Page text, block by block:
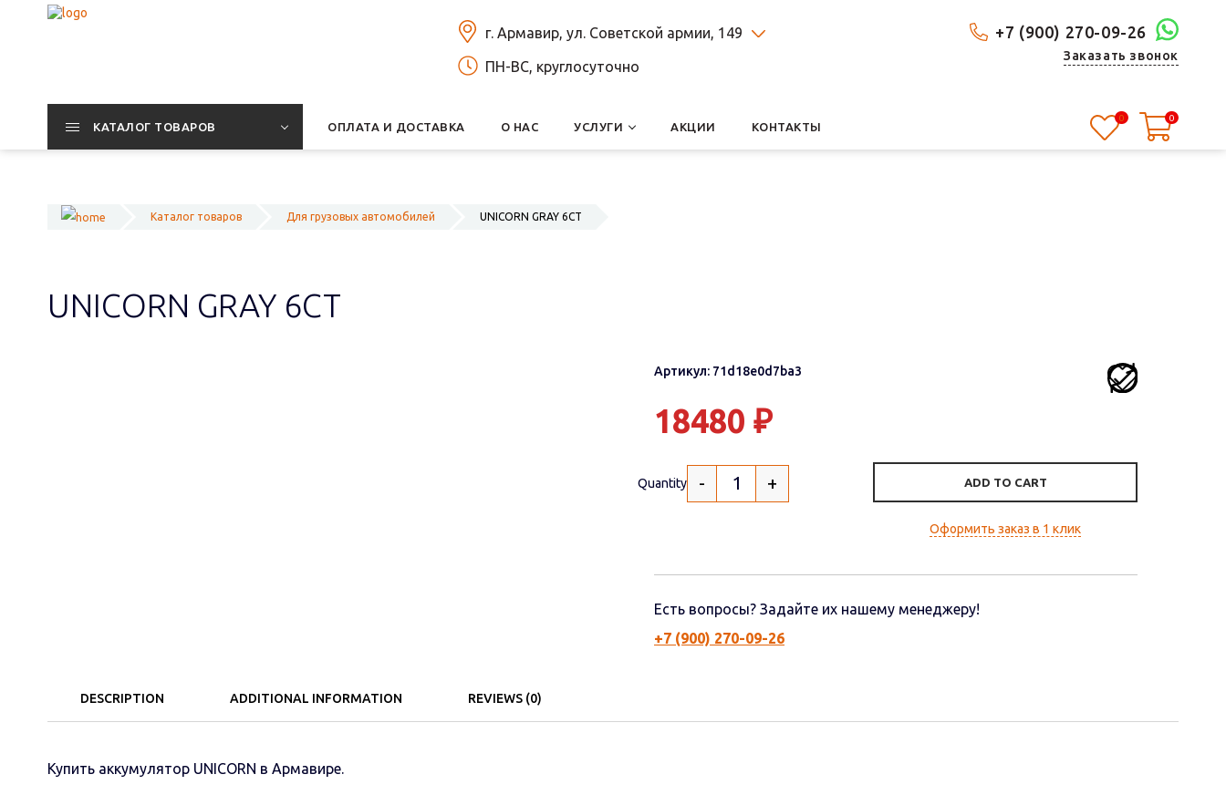
+7 (900) 270-09-26
Заказать звонок
г. Армавир, ул. Советской армии, 149
ПН-ВС, круглосуточно
КАТАЛОГ ТОВАРОВ ОПЛАТА И ДОСТАВКА О НАС УСЛУГИ АКЦИИ КОНТАКТЫ
0 0
Каталог товаров Для грузовых автомобилей UNICORN GRAY 6СТ
UNICORN GRAY 6СТ
Артикул: 71d18e0d7ba3
18480 ₽
Quantity - + ADD TO CART
Оформить заказ в 1 клик
Есть вопросы? Задайте их нашему менеджеру!
+7 (900) 270-09-26
DESCRIPTION ADDITIONAL INFORMATION REVIEWS (0)
Купить аккумулятор UNICORN в Армавире.